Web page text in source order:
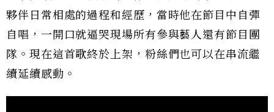
夥伴日常相處的過程和經歷，當時他在節目中自彈
自唱，一開口就逼哭現場所有參與藝人還有節目團
隊。現在這首歌終於上架，粉絲們也可以在串流繼
續延續感動。